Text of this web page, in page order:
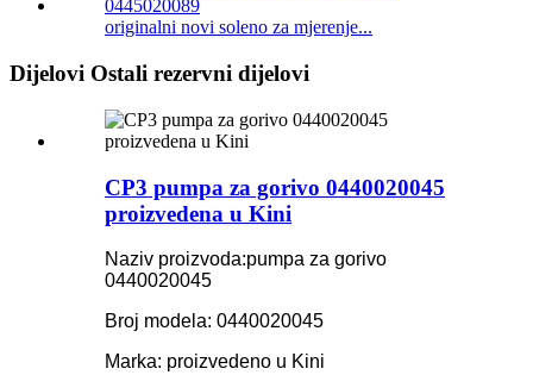
originalni novi soleno za mjerenje...
Dijelovi Ostali rezervni dijelovi
CP3 pumpa za gorivo 0440020045
proizvedena u Kini
Naziv proizvoda:pumpa za gorivo
0440020045
Broj modela: 0440020045
Marka: proizvedeno u Kini